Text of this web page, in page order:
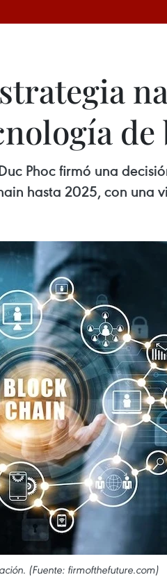
Phoc firmó una
hasta 2025, con una
(Fuente: firmofthefuture.com)